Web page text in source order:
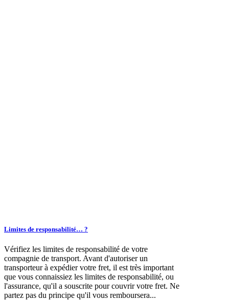
Limites de responsabilité… ?
Vérifiez les limites de responsabilité de votre
compagnie de transport. Avant d'autoriser un
transporteur à expédier votre fret, il est très important
que vous connaissiez les limites de responsabilité, ou
l'assurance, qu'il a souscrite pour couvrir votre fret. Ne
partez pas du principe qu'il vous remboursera...